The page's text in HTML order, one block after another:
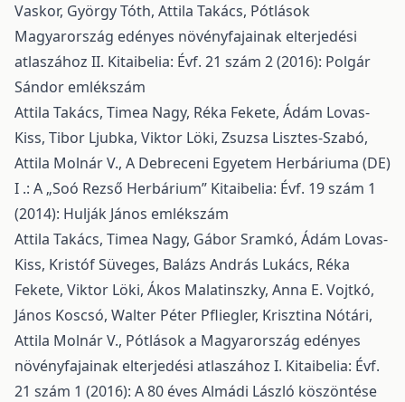
Vaskor, György Tóth, Attila Takács, Pótlások
Magyarország edényes növényfajainak elterjedési
atlaszához II. Kitaibelia: Évf. 21 szám 2 (2016): Polgár
Sándor emlékszám
Attila Takács, Timea Nagy, Réka Fekete, Ádám Lovas-
Kiss, Tibor Ljubka, Viktor Löki, Zsuzsa Lisztes-Szabó,
Attila Molnár V., A Debreceni Egyetem Herbáriuma (DE)
I .: A „Soó Rezső Herbárium” Kitaibelia: Évf. 19 szám 1
(2014): Hulják János emlékszám
Attila Takács, Timea Nagy, Gábor Sramkó, Ádám Lovas-
Kiss, Kristóf Süveges, Balázs András Lukács, Réka
Fekete, Viktor Löki, Ákos Malatinszky, Anna E. Vojtkó,
János Koscsó, Walter Péter Pfliegler, Krisztina Nótári,
Attila Molnár V., Pótlások a Magyarország edényes
növényfajainak elterjedési atlaszához I. Kitaibelia: Évf.
21 szám 1 (2016): A 80 éves Almádi László köszöntése